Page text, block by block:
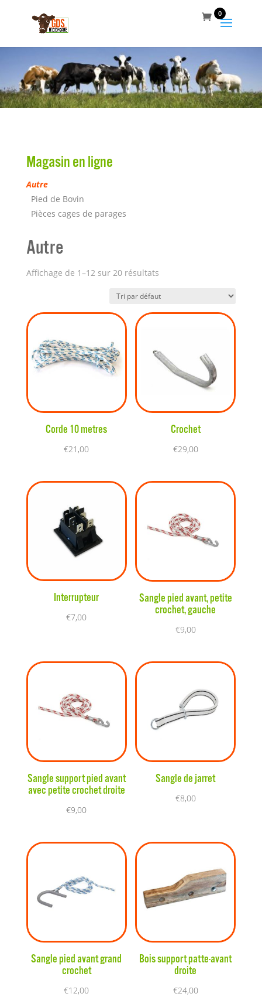
0
Magasin en ligne
Autre
Pied de Bovin
Pièces cages de parages
Autre
Affichage de 1–12 sur 20 résultats
Corde 10 metres
€21,00
Crochet
€29,00
Interrupteur
€7,00
Sangle pied avant, petite
crochet, gauche
€9,00
Sangle support pied avant
avec petite crochet droite
€9,00
Sangle de jarret
€8,00
Sangle pied avant grand
crochet
€12,00
Bois support patte-avant
droite
€24,00